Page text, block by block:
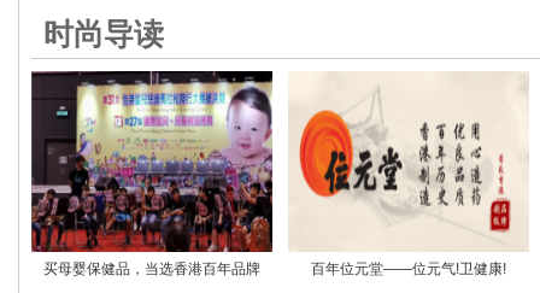
时尚导读
买母婴保健品，当选香港百年品牌 百年位元堂——位元气!卫健康!